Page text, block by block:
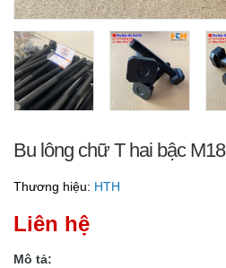
Bu lông chữ T hai bậc M18
Thương hiệu: HTH
Liên hệ
Mô tả: